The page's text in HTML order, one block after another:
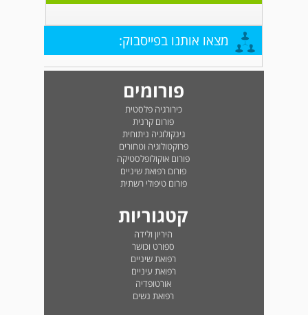
מצאו אותנו בפייסבוק:
פורומים
כירורגיה פלסטית
פורום קרנית
גינקולוגיה ניתוחית
פרוקטולוגיה וטחורים
פורום אוקולופלסטיקה
פורום רפואת שיניים
פורום טיפולי רשתית
קטגוריות
היריון ולידה
ספורט וכושר
רפואת שיניים
רפואת עיניים
אורטופדיה
רפואת נשים